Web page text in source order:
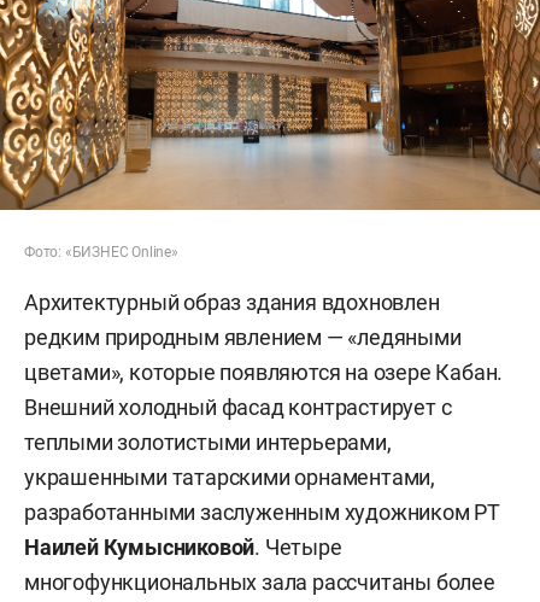
Фото: «БИЗНЕС Online»
Архитектурный образ здания вдохновлен
редким природным явлением — «ледяными
цветами», которые появляются на озере Кабан.
Внешний холодный фасад контрастирует с
теплыми золотистыми интерьерами,
украшенными татарскими орнаментами,
разработанными заслуженным художником РТ
Наилей Кумысниковой. Четыре
многофункциональных зала рассчитаны более